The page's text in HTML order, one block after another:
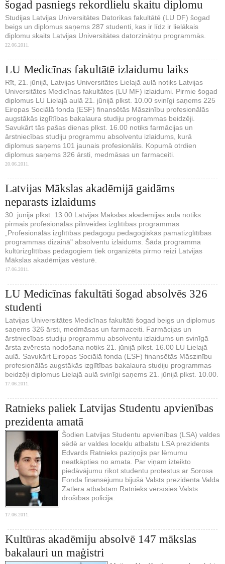
šogad pasniegs rekordlielu skaitu diplomu
Studijas Latvijas Universitātes Datorikas fakultātē (LU DF) šogad
beigs un diplomus saņems 287 studenti, kas ir līdz ir lielākais
diplomu skaits Latvijas Universitātes datorzinātņu programmās.
22.06.2011.
LU Medicīnas fakultātē izlaidumu laiks
Rīt, 21. jūnijā, Latvijas Universitātes Lielajā aulā notiks Latvijas
Universitātes Medicīnas fakultātes (LU MF) izlaidumi. Pirmie šogad
diplomus LU Lielajā aulā 21. jūnijā plkst. 10.00 svinīgi saņems 225
Eiropas Sociālā fonda (ESF) finansētās Māszinību profesionālās
augstākās izglītības bakalaura studiju programmas beidzēji.
Savukārt tās pašas dienas plkst. 16.00 notiks farmācijas un
ārstniecības studiju programmu absolventu izlaidums, kurā
diplomus saņems 101 jaunais profesionālis. Kopumā otrdien
diplomus saņems 326 ārsti, medmāsas un farmaceiti.
20.06.2011.
Latvijas Mākslas akadēmijā gaidāms
neparasts izlaidums
30. jūnijā plkst. 13.00 Latvijas Mākslas akadēmijas aulā notiks
pirmais profesionālās pilnveides izglītības programmas
„Profesionālās izglītības pedagogu pedagoģiskās pamatizglītības
programmas dizainā" absolventu izlaidums. Šāda programma
kultūrizglītības pedagogiem tiek organizēta pirmo reizi Latvijas
Mākslas akadēmijas vēsturē.
17.06.2011.
LU Medicīnas fakultāti šogad absolvēs 326
studenti
Latvijas Universitātes Medicīnas fakultāti šogad beigs un diplomus
saņems 326 ārsti, medmāsas un farmaceiti. Farmācijas un
ārstniecības studiju programmu absolventu izlaidums un svinīgā
ārsta zvēresta nodošana notiks 21. jūnijā plkst. 16.00 LU Lielajā
aulā. Savukārt Eiropas Sociālā fonda (ESF) finansētās Māszinību
profesionālās augstākās izglītības bakalaura studiju programmas
beidzēji diplomus Lielajā aulā svinīgi saņems 21. jūnijā plkst. 10.00.
17.06.2011.
Ratnieks paliek Latvijas Studentu apvienības
prezidenta amatā
Šodien Latvijas Studentu apvienības (LSA) valdes
sēdē ar valdes locekļu atbalstu LSA prezidents
Edvards Ratnieks paziņojis par lēmumu
neatkāpties no amata. Par viņam izteikto
piedāvājumu rīkot studentu protestus ar Sorosa
Fonda finansējumu bijušā Valsts prezidenta Valda
Zatlera atbalstam Ratnieks vērsīsies Valsts
drošības policijā.
17.06.2011.
Kultūras akadēmiju absolvē 147 mākslas
bakalauri un maģistri